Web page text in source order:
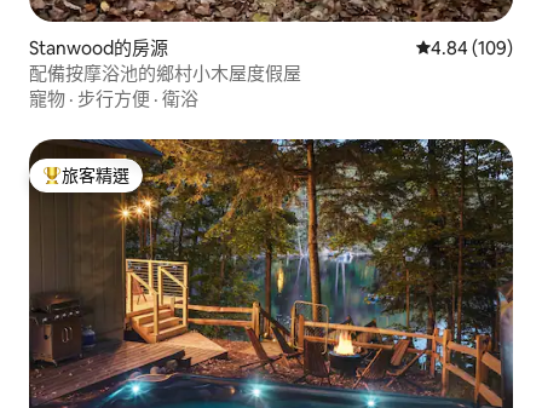
Stanwood的房源 從 109 則評價
4.84 (109)
配備按摩浴池的鄉村小木屋度假屋
寵物 · 步行方便 · 衛浴
旅客精選榜首
旅客精選